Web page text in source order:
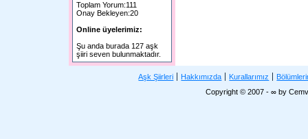
Toplam Yorum:111
Onay Bekleyen:20
Online üyelerimiz:
Şu anda burada 127 aşk
şiiri seven bulunmaktadır.
Aşk Şiirleri Hakkımızda Kurallarımız
Copyright © 2007 - ∞ by